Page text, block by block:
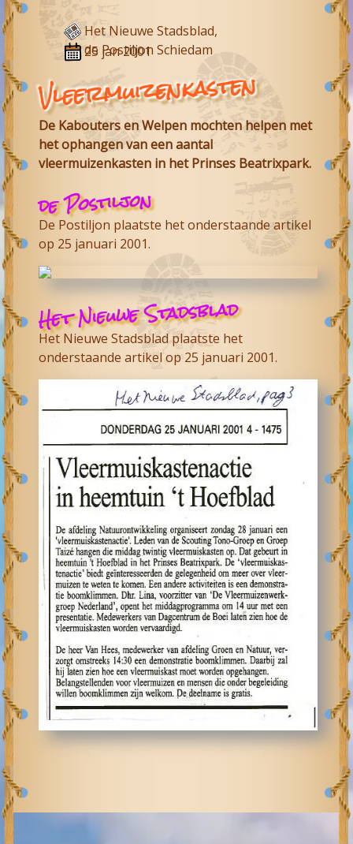
Het Nieuwe Stadsblad,
de Postiljon Schiedam
25 jan 2001
Vleermuizenkasten
De Kabouters en Welpen mochten helpen met
het ophangen van een aantal
vleermuizenkasten in het Prinses Beatrixpark.
de Postiljon
De Postiljon plaatste het onderstaande artikel
op 25 januari 2001.
Het Nieuwe Stadsblad
Het Nieuwe Stadsblad plaatste het
onderstaande artikel op 25 januari 2001.